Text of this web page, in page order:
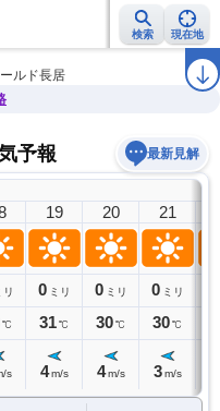
検索 現在地
警報・注意報 ラ
ルド長居
予報 最新見解
リ
℃
s
19
0 ミリ
31℃
4 m/s
20
0 ミリ
30℃
4 m/s
21
0 ミリ
30℃
3 m/s